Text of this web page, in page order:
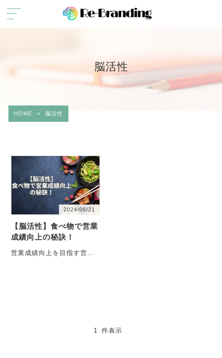
脳活性
HOME > 脳活性
2024/06/21
【脳活性】食べ物で営業
成績向上の秘訣！
営業成績向上を目指す営業
1 件表示